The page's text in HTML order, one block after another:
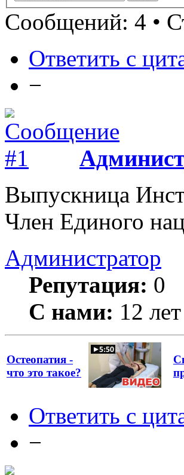
Сообщений: 4 •
Ответить с
−
Выпускница
Член Единого
Администратор
Репутация: 0
С нами: 12
Остеопатия -
что это такое?
Ответить с
−